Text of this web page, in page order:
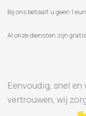
Bij ons betaalt u geen 1
Al onze diensten zijn
Eenvoudig, snel
vertrouwen, wij